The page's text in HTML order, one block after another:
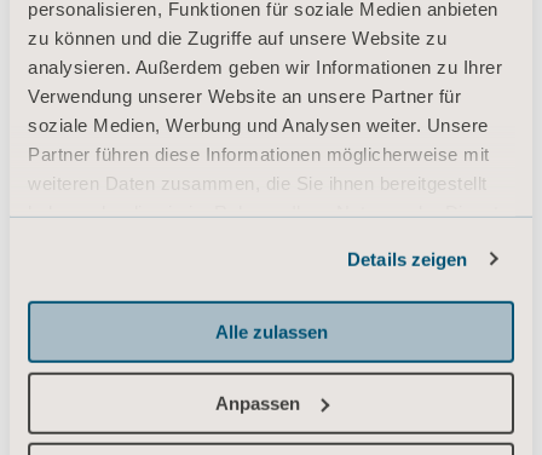
personalisieren, Funktionen für soziale Medien anbieten
zu können und die Zugriffe auf unsere Website zu
analysieren. Außerdem geben wir Informationen zu Ihrer
Verwendung unserer Website an unsere Partner für
soziale Medien, Werbung und Analysen weiter. Unsere
Partner führen diese Informationen möglicherweise mit
weiteren Daten zusammen, die Sie ihnen bereitgestellt
Details zeigen
Alle zulassen
Anpassen
About us
Produkte
Dienstleistungen & Lösungen
Kontaktieren Sie uns
Investoren
Karriere